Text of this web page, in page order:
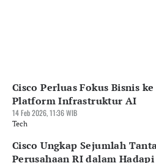
Cisco Perluas Fokus Bisnis ke
Platform Infrastruktur AI
14 Feb 2026, 11:36 WIB
Tech
Cisco Ungkap Sejumlah
Perusahaan RI dalam Hadapi